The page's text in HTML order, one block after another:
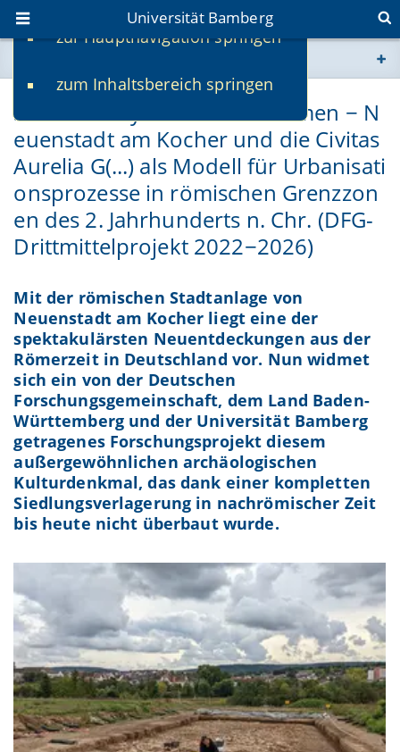
zur Hauptnavigation springen
zum Inhaltsbereich springen
Universität Bamberg
www.uni-bamberg.de
univis.uni-bamberg.de
fis.uni-bamberg.de
Siedeln in dynamischen Räumen − N
euenstadt am Kocher und die Civitas
Aurelia G(...) als Modell für Urbanisati
onsprozesse in römischen Grenzzon
en des 2. Jahrhunderts n. Chr. (DFG-
Drittmittelprojekt 2022−2026)
Mit der römischen Stadtanlage von
Neuenstadt am Kocher liegt eine der
spektakulärsten Neuentdeckungen aus der
Römerzeit in Deutschland vor. Nun widmet
sich ein von der Deutschen
Forschungsgemeinschaft, dem Land Baden-
Württemberg und der Universität Bamberg
getragenes Forschungsprojekt diesem
außergewöhnlichen archäologischen
Kulturdenkmal, das dank einer kompletten
Siedlungsverlagerung in nachrömischer Zeit
bis heute nicht überbaut wurde.